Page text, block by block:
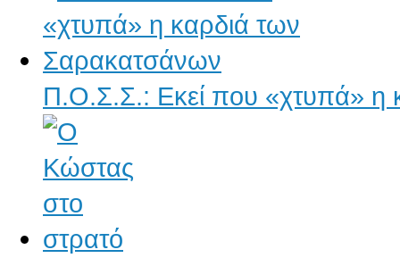
Π.Ο.Σ.Σ.: Εκεί που «χτυπά» η